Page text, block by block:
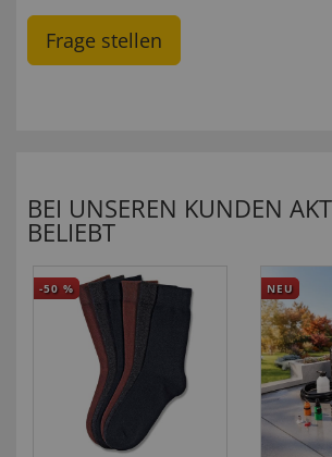
Frage stellen
BEI UNSEREN KUNDEN
BELIEBT
-50 % NEU